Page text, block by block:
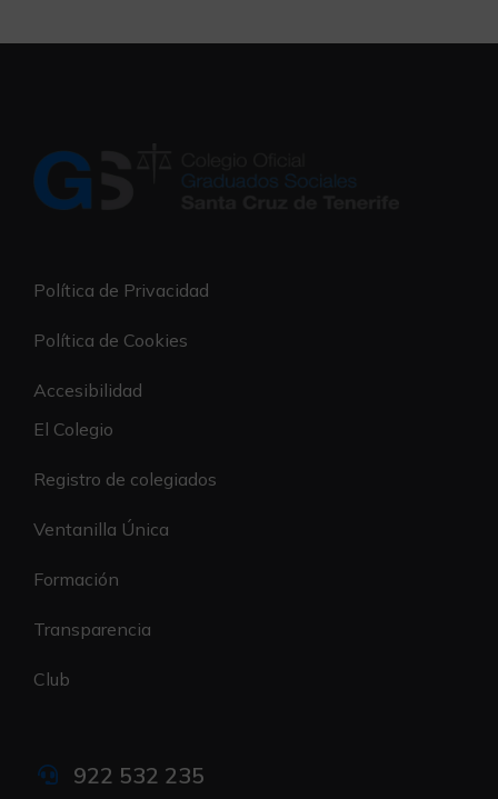
Política de Privacidad
Política de Cookies
Accesibilidad
El Colegio
Registro de colegiados
Ventanilla Única
Formación
Transparencia
Club
922 532 235